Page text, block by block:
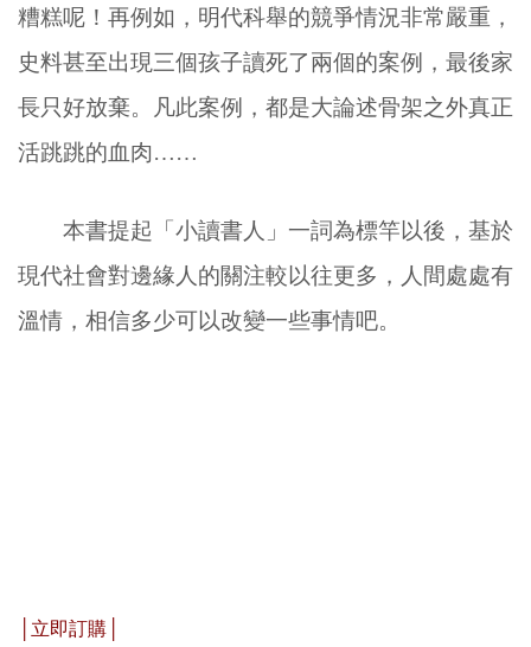
糟糕呢！再例如，明代科舉的競爭情況非常嚴重，
史料甚至出現三個孩子讀死了兩個的案例，最後家
長只好放棄。凡此案例，都是大論述骨架之外真正
活跳跳的血肉……
本書提起「小讀書人」一詞為標竿以後，基於
現代社會對邊緣人的關注較以往更多，人間處處有
溫情，相信多少可以改變一些事情吧。
│立即訂購│